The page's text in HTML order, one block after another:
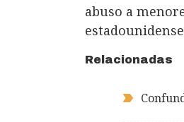
abuso a
Relacionadas